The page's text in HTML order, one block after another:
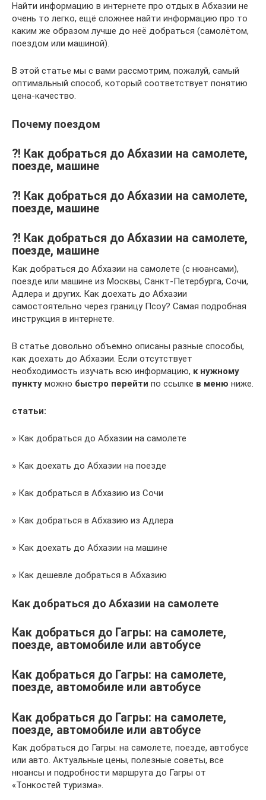
Найти информацию в интернете про отдых в Абхазии не
очень то легко, ещё сложнее найти информацию про то
каким же образом лучше до неё добраться (самолётом,
поездом или машиной).
В этой статье мы с вами рассмотрим, пожалуй, самый
оптимальный способ, который соответствует понятию
цена-качество.
Почему поездом
?! Как добраться до Абхазии на самолете,
поезде, машине
?! Как добраться до Абхазии на самолете,
поезде, машине
?! Как добраться до Абхазии на самолете,
поезде, машине
Как добраться до Абхазии на самолете (с нюансами),
поезде или машине из Москвы, Санкт-Петербурга, Сочи,
Адлера и других. Как доехать до Абхазии
самостоятельно через границу Псоу? Самая подробная
инструкция в интернете.
В статье довольно объемно описаны разные способы,
как доехать до Абхазии. Если отсутствует
необходимость изучать всю информацию, к нужному
пункту можно быстро перейти по ссылке в меню ниже.
статьи:
» Как добраться до Абхазии на самолете
» Как доехать до Абхазии на поезде
» Как добраться в Абхазию из Сочи
» Как добраться в Абхазию из Адлера
» Как доехать до Абхазии на машине
» Как дешевле добраться в Абхазию
Как добраться до Абхазии на самолете
Как добраться до Гагры: на самолете,
поезде, автомобиле или автобусе
Как добраться до Гагры: на самолете,
поезде, автомобиле или автобусе
Как добраться до Гагры: на самолете,
поезде, автомобиле или автобусе
Как добраться до Гагры: на самолете, поезде, автобусе
или авто. Актуальные цены, полезные советы, все
нюансы и подробности маршрута до Гагры от
«Тонкостей туризма».